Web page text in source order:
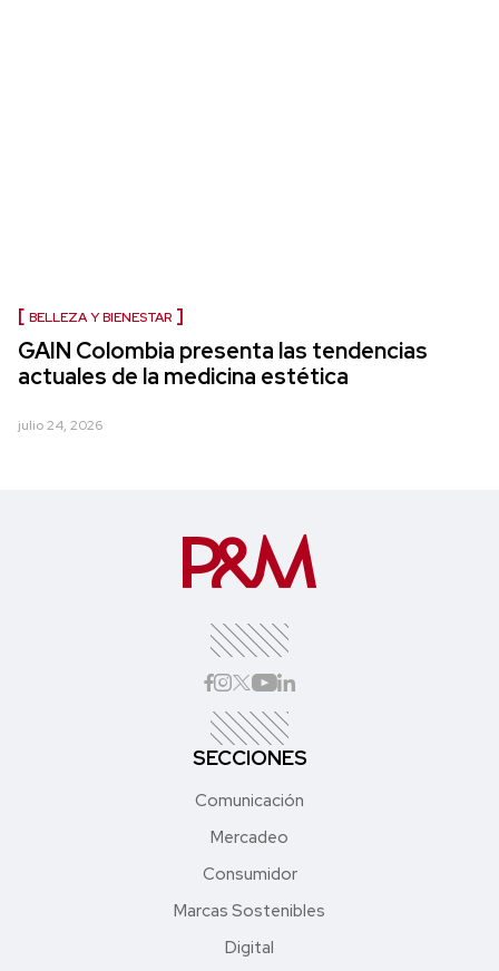
BELLEZA Y BIENESTAR
GAIN Colombia presenta las tendencias
actuales de la medicina estética
julio 24, 2026
SECCIONES
Comunicación
Mercadeo
Consumidor
Marcas Sostenibles
Digital